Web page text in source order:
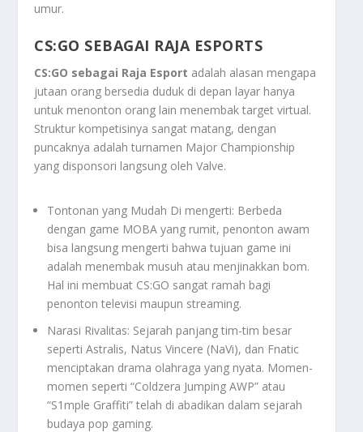
umur.
CS:GO SEBAGAI RAJA ESPORTS
CS:GO sebagai Raja Esport adalah alasan mengapa
jutaan orang bersedia duduk di depan layar hanya
untuk menonton orang lain menembak target virtual.
Struktur kompetisinya sangat matang, dengan
puncaknya adalah turnamen Major Championship
yang disponsori langsung oleh Valve.
Tontonan yang Mudah Di mengerti: Berbeda
dengan game MOBA yang rumit, penonton awam
bisa langsung mengerti bahwa tujuan game ini
adalah menembak musuh atau menjinakkan bom.
Hal ini membuat CS:GO sangat ramah bagi
penonton televisi maupun streaming.
Narasi Rivalitas: Sejarah panjang tim-tim besar
seperti Astralis, Natus Vincere (NaVi), dan Fnatic
menciptakan drama olahraga yang nyata. Momen-
momen seperti “Coldzera Jumping AWP” atau
“S1mple Graffiti” telah di abadikan dalam sejarah
budaya pop gaming.